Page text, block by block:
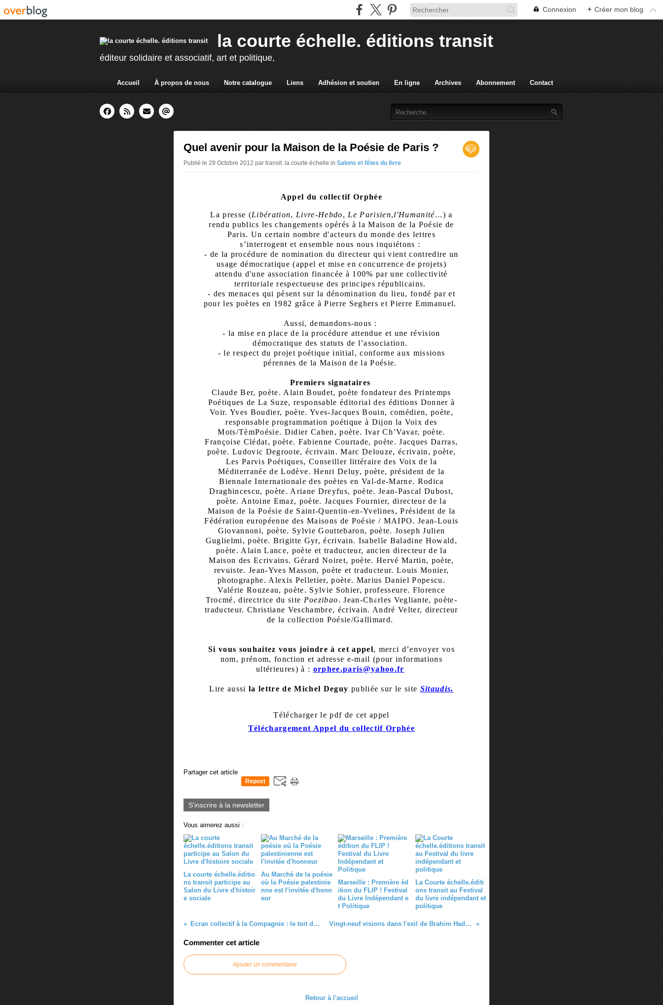
Connexion + Créer mon blog
la courte échelle. éditions transit
éditeur solidaire et associatif, art et politique,
Accueil À propos de nous Notre catalogue Liens Adhésion et soutien En ligne Archives Abonnement Contact
Quel avenir pour la Maison de la Poésie de Paris ?
Publié le 29 Octobre 2012 par transit. la courte échelle in Salons et fêtes du livre
Appel du collectif Orphée
La presse (Libération, Livre-Hebdo, Le Parisien,l'Humanité...) a
rendu publics les changements opérés à la Maison de la Poésie de
Paris. Un certain nombre d'acteurs du monde des lettres
s’interrogent et ensemble nous nous inquiétons :
- de la procédure de nomination du directeur qui vient contredire un
usage démocratique (appel et mise en concurrence de projets)
attendu d'une association financée à 100% par une collectivité
territoriale respectueuse des principes républicains.
- des menaces qui pèsent sur la dénomination du lieu, fondé par et
pour les poètes en 1982 grâce à Pierre Seghers et Pierre Emmanuel.
Aussi, demandons-nous :
- la mise en place de la procédure attendue et une révision
démocratique des statuts de l’association.
- le respect du projet poétique initial, conforme aux missions
pérennes de la Maison de la Poésie.
Premiers signataires
Claude Ber, poète. Alain Boudet, poète fondateur des Printemps
Poétiques de La Suze, responsable éditorial des éditions Donner à
Voir. Yves Boudier, poète. Yves-Jacques Bouin, comédien, poète,
responsable programmation poétique à Dijon la Voix des
Mots/TèmPoésie. Didier Cahen, poète. Ivar Ch’Vavar, poète.
Françoise Clédat, poète. Fabienne Courtade, poète. Jacques Darras,
poète. Ludovic Degroote, écrivain. Marc Delouze, écrivain, poète,
Les Parvis Poétiques, Conseiller littéraire des Voix de la
Méditerranée de Lodève. Henri Deluy, poète, président de la
Biennale Internationale des poètes en Val-de-Marne. Rodica
Draghincescu, poète. Ariane Dreyfus, poète. Jean-Pascal Dubost,
poète. Antoine Emaz, poète. Jacques Fournier, directeur de la
Maison de la Poésie de Saint-Quentin-en-Yvelines, Président de la
Fédération européenne des Maisons de Poésie / MAIPO. Jean-Louis
Giovannoni, poète. Sylvie Gouttebaron, poète. Joseph Julien
Guglielmi, poète. Brigitte Gyr, écrivain. Isabelle Baladine Howald,
poète. Alain Lance, poète et traducteur, ancien directeur de la
Maison des Ecrivains. Gérard Noiret, poète. Hervé Martin, poète,
revuiste. Jean-Yves Masson, poète et traducteur. Louis Monier,
photographe. Alexis Pelletier, poète. Marius Daniel Popescu.
Valérie Rouzeau, poète. Sylvie Sohier, professeure. Florence
Trocmé, directrice du site Poezibao. Jean-Charles Vegliante, poète-
traducteur. Christiane Veschambre, écrivain. André Velter, directeur
de la collection Poésie/Gallimard.
Si vous souhaitez vous joindre à cet appel, merci d’envoyer vos
nom, prénom, fonction et adresse e-mail (pour informations
ultérieures) à : orphee.paris@yahoo.fr
Lire aussila lettre de Michel Deguy publiée sur le site Sitaudis.
Télécharger le pdf de cet appel
Téléchargement Appel du collectif Orphée
Partager cet article
Repost
S'inscrire à la newsletter
Vous aimerez aussi :
La courte échelle.éditio
ns transit participe au
Salon du Livre d'histoir
e sociale
Au Marché de la poésie
où la Poésie palestinie
nne est l'invitée d'honn
eur
Marseille : Première éd
ition du FLIP ! Festival
du Livre Indépendant e
t Politique
La Courte échelle.éditi
ons transit au Festival
du livre indépendant et
politique
Ecran collectif à la Compagnie : le toit du monde. Vingt-neuf visions dans l'exil de Brahim Hadj Slimane
Commenter cet article
Ajouter un commentaire
Retour à l'accueil